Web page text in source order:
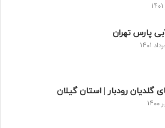
پارس تهران
گلدیان رودبار | استان گیلان